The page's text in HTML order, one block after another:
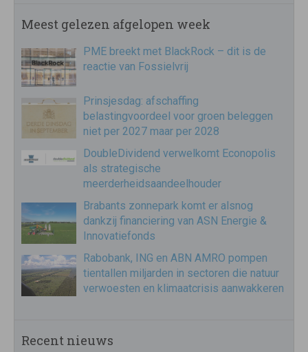
Meest gelezen afgelopen week
PME breekt met BlackRock – dit is de
reactie van Fossielvrij
Prinsjesdag: afschaffing
belastingvoordeel voor groen beleggen
niet per 2027 maar per 2028
DoubleDividend verwelkomt Econopolis
als strategische
meerderheidsaandeelhouder
Brabants zonnepark komt er alsnog
dankzij financiering van ASN Energie &
Innovatiefonds
Rabobank, ING en ABN AMRO pompen
tientallen miljarden in sectoren die natuur
verwoesten en klimaatcrisis aanwakkeren
Recent nieuws